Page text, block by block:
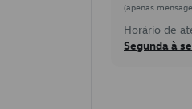
(apenas
Horário de
Segunda à